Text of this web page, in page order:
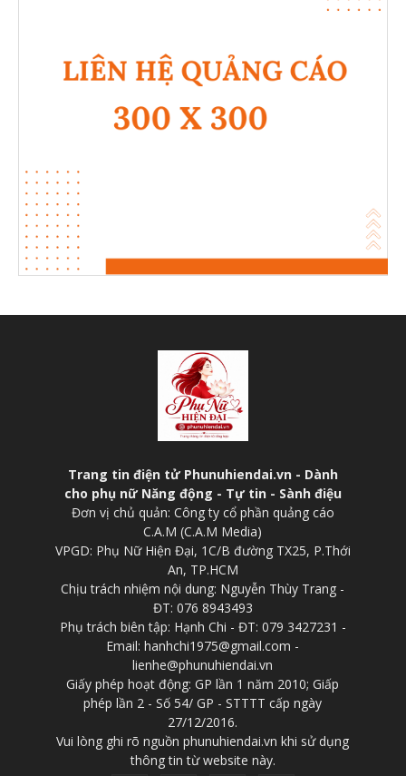
Trang tin điện tử Phunuhiendai.vn - Dành
cho phụ nữ Năng động - Tự tin - Sành điệu
Đơn vị chủ quản: Công ty cổ phần quảng cáo
C.A.M (C.A.M Media)
VPGD: Phụ Nữ Hiện Đại, 1C/B đường TX25, P.Thới
An, TP.HCM
Chịu trách nhiệm nội dung: Nguyễn Thùy Trang -
ĐT: 076 8943493
Phụ trách biên tập: Hạnh Chi - ĐT: 079 3427231 -
Email: hanhchi1975@gmail.com -
lienhe@phunuhiendai.vn
Giấy phép hoạt động: GP lần 1 năm 2010; Giấp
phép lần 2 - Số 54/ GP - STTTT cấp ngày
27/12/2016.
Vui lòng ghi rõ nguồn phunuhiendai.vn khi sử dụng
thông tin từ website này.